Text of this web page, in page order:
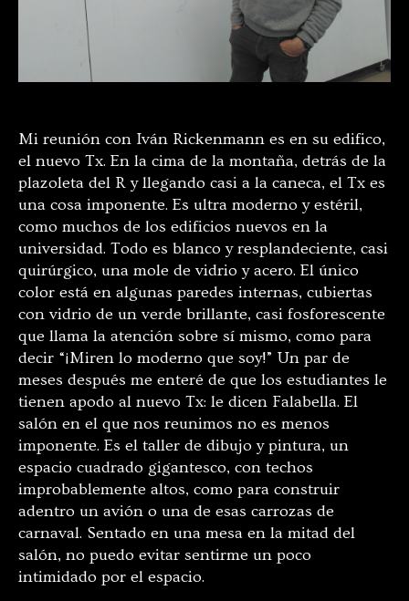
Mi reunión con Iván Rickenmann es en su edifico,
el nuevo Tx. En la cima de la montaña, detrás de la
plazoleta del R y llegando casi a la caneca, el Tx es
una cosa imponente. Es ultra moderno y estéril,
como muchos de los edificios nuevos en la
universidad. Todo es blanco y resplandeciente, casi
quirúrgico, una mole de vidrio y acero. El único
color está en algunas paredes internas, cubiertas
con vidrio de un verde brillante, casi fosforescente
que llama la atención sobre sí mismo, como para
decir “¡Miren lo moderno que soy!” Un par de
meses después me enteré de que los estudiantes le
tienen apodo al nuevo Tx: le dicen Falabella. El
salón en el que nos reunimos no es menos
imponente. Es el taller de dibujo y pintura, un
espacio cuadrado gigantesco, con techos
improbablemente altos, como para construir
adentro un avión o una de esas carrozas de
carnaval. Sentado en una mesa en la mitad del
salón, no puedo evitar sentirme un poco
intimidado por el espacio.